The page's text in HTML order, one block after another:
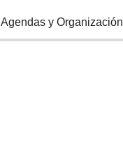
Agendas y Organización